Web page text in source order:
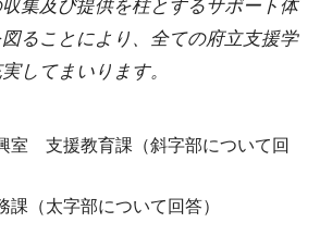
集及び提供を柱とするサポート体
ることにより、全ての府立支援学
してまいります。
支援教育課（斜字部について回
（太字部について回答）